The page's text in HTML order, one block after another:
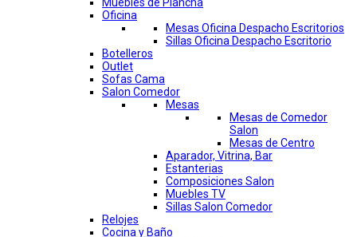
Muebles de Plancha
Oficina
Mesas Oficina Despacho Escritorios
Sillas Oficina Despacho Escritorio
Botelleros
Outlet
Sofas Cama
Salon Comedor
Mesas
Mesas de Comedor
Salon
Mesas de Centro
Aparador, Vitrina, Bar
Estanterias
Composiciones Salon
Muebles TV
Sillas Salon Comedor
Relojes
Cocina y Baño